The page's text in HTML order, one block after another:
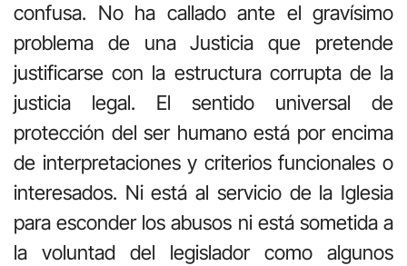
confusa. No ha callado ante el gravísimo
problema de una Justicia que pretende
justificarse con la estructura corrupta de la
justicia legal. El sentido universal de
protección del ser humano está por encima
de interpretaciones y criterios funcionales o
interesados. Ni está al servicio de la Iglesia
para esconder los abusos ni está sometida a
la voluntad del legislador como algunos